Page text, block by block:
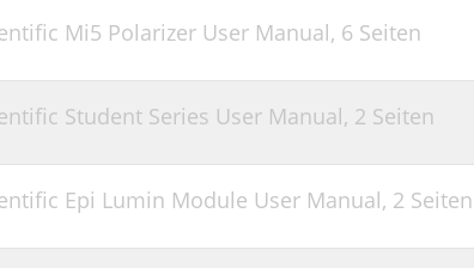
Mi5 Polarizer User Manual, 6 Seiten
Student Series User Manual, 2 Seiten
Epi Lumin Module User Manual, 2 Seiten